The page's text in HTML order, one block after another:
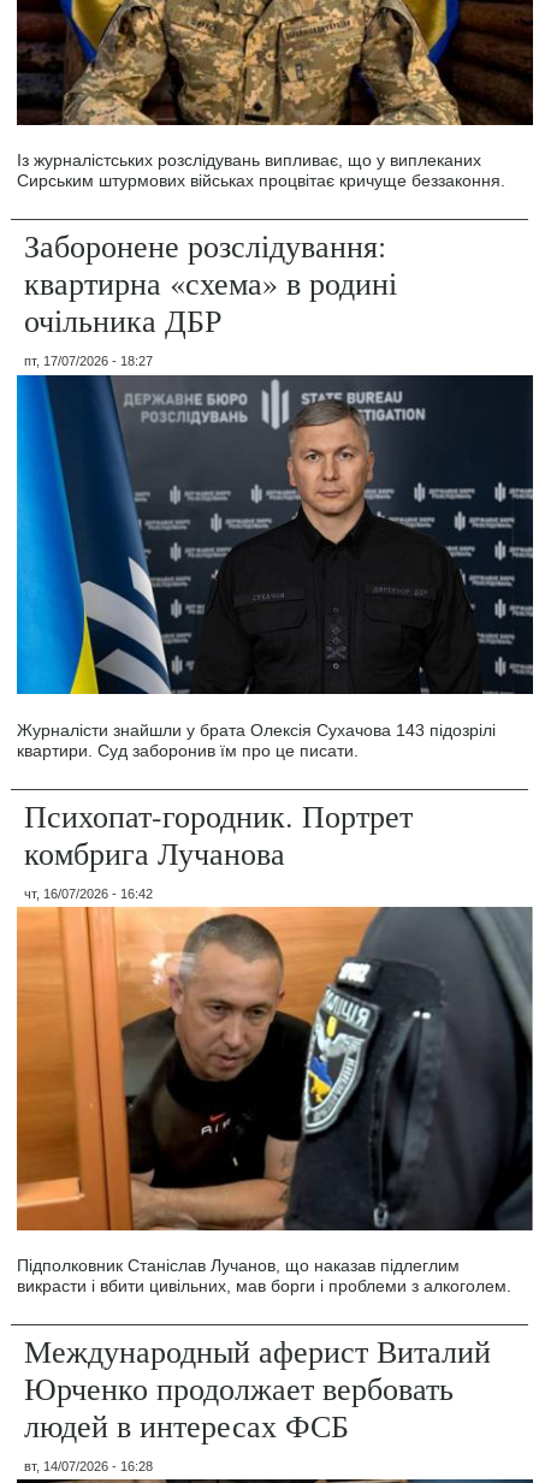
Із журналістських розслідувань випливає, що у виплеканих
Сирським штурмових військах процвітає кричуще беззаконня.
Заборонене розслідування:
квартирна «схема» в родині
очільника ДБР
пт, 17/07/2026 - 18:27
Журналісти знайшли у брата Олексія Сухачова 143 підозрілі
квартири. Суд заборонив їм про це писати.
Психопат-городник. Портрет
комбрига Лучанова
чт, 16/07/2026 - 16:42
Підполковник Станіслав Лучанов, що наказав підлеглим
викрасти і вбити цивільних, мав борги і проблеми з алкоголем.
Международный аферист Виталий
Юрченко продолжает вербовать
людей в интересах ФСБ
вт, 14/07/2026 - 16:28